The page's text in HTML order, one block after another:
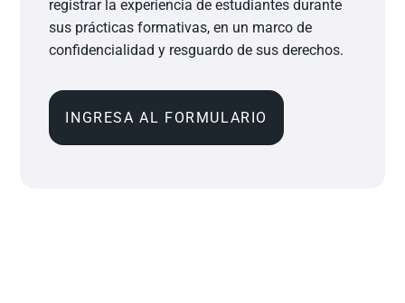
registrar la experiencia de estudiantes durante
sus prácticas formativas, en un marco de
confidencialidad y resguardo de sus derechos.
INGRESA AL FORMULARIO